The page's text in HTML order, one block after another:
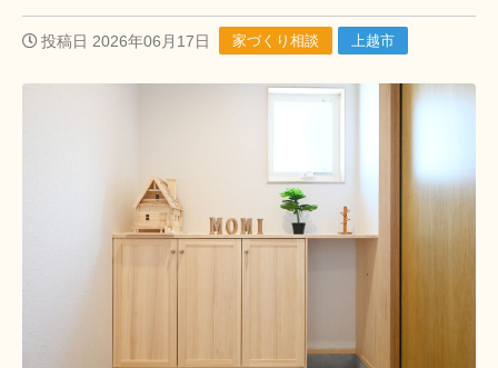
投稿日 2026年06月17日 家づくり相談 上越市